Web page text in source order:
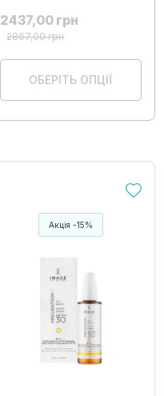
2437,00 грн
2867,00грн
ОБЕРІТЬ ОПЦІЇ
Акція -15%